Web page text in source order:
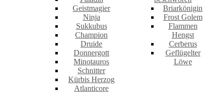
Geistmagier
Ninja
Sukkubus
Champion
Druide
Donnergott
Minotauros
Schnitter
Kürbis Herzog
Atlanticore
Briarkönigin
Frost Golem
Flammen
Hengst
Cerberus
Geflügelter
Löwe